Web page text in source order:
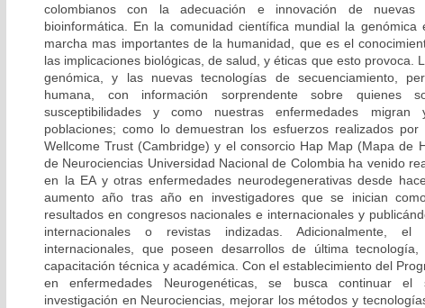
colombianos con la adecuación e innovación de
bioinformática. En la comunidad científica mundial la
marcha mas importantes de la humanidad, que es el
las implicaciones biológicas, de salud, y éticas que esto provoca.
genómica, y las nuevas tecnologías de secuenciamiento,
humana, con información sorprendente sobre quienes
susceptibilidades y como nuestras enfermedades
poblaciones; como lo demuestran los esfuerzos realizados
Wellcome Trust (Cambridge) y el consorcio Hap Map (Mapa de
de Neurociencias Universidad Nacional de Colombia ha venido
en la EA y otras enfermedades neurodegenerativas desde
aumento año tras año en investigadores que se inician
resultados en congresos nacionales e internacionales y
internacionales o revistas indizadas. Adicionalmente, el
internacionales, que poseen desarrollos de última
capacitación técnica y académica. Con el establecimiento del
en enfermedades Neurogenéticas, se busca continuar el
investigación en Neurociencias, mejorar los métodos y